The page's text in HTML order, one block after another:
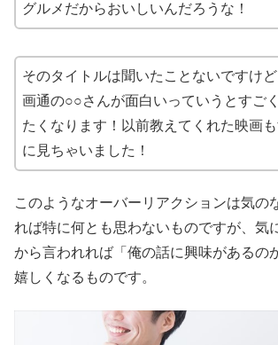
グルメだからおいしいんだろうな！
そのタイトルは聞いたことないですけ
画通の○○さんが面白いっていうとすご
たくなります！以前教えてくれた映画
に見ちゃいました！
このようなオーバーリアクションは気の
れば特に何とも思わないものですが、気
から言われれば「俺の話に興味があるの
嬉しくなるものです。